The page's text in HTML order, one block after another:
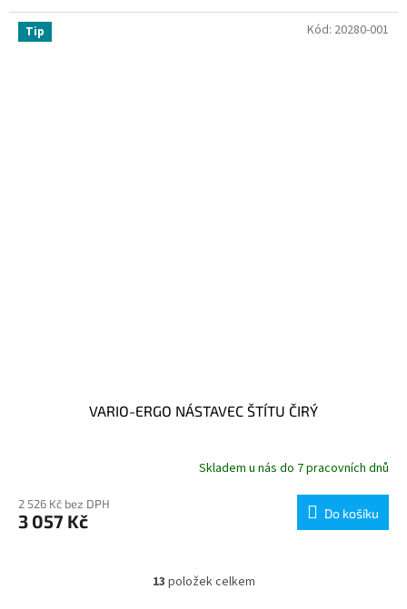
Tip
VARIO-ERGO NÁSTAVEC ŠTÍTU ČIRÝ
Skladem u nás do 7 pracovních dnů
2 526 Kč bez DPH
3 057 Kč Do košíku
Kód: 20280-001
O
13 položek celkem